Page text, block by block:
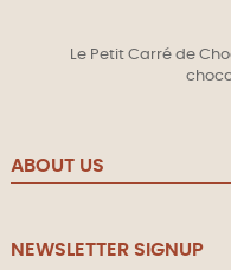
Le Petit Carré de
ABOUT US
NEWSLETTER SIGNUP